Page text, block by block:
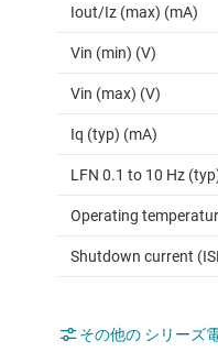
Iout/Iz (max) (mA)
Vin (min) (V)
Vin (max) (V)
Iq (typ) (mA)
LFN 0.1 to 10 Hz
Operating
Shutdown current
その他の シリーズ